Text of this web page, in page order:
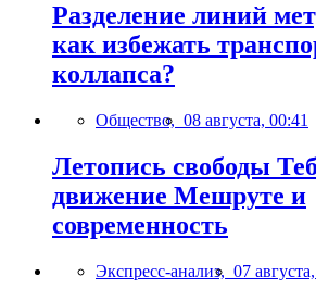
Разделение линий
как избежать
коллапса?
Общество, 08 августа, 00:41
Летопись свободы
движение Мешруте и
современность
Экспресс-анализ, 07